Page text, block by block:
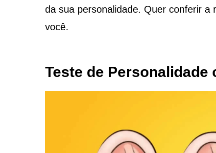
da sua personalidade. Quer conferir a
você.
Teste de